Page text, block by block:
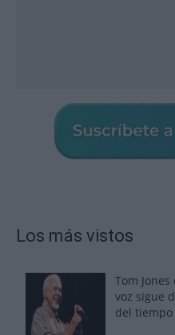
Los más vistos
Tom
voz sigue
del tiempo